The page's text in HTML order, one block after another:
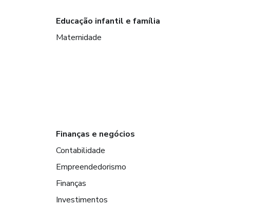
Educação infantil e família
Maternidade
Finanças e negócios
Contabilidade
Empreendedorismo
Finanças
Investimentos